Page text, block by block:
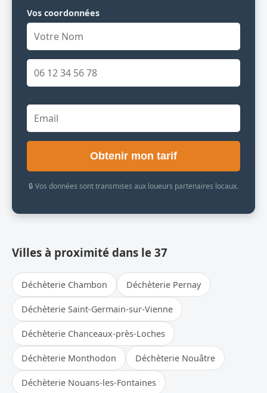
Vos coordonnées
Obtenir mon tarif
🔒 Vos données sont transmises aux loueurs partenaires locaux.
Villes à proximité dans le 37
Déchèterie Chambon Déchèterie Pernay
Déchèterie Saint-Germain-sur-Vienne
Déchèterie Chanceaux-près-Loches
Déchèterie Monthodon Déchèterie Nouâtre
Déchèterie Nouans-les-Fontaines